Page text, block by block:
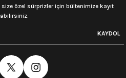
özel sürprizler için bültenimize kayıt
KAYDOL